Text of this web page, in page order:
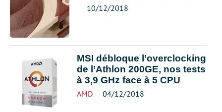
10/12/2018
MSI débloque l’overclocking
de l’Athlon 200GE, nos tests
à 3,9 GHz face à 5 CPU
AMD 04/12/2018